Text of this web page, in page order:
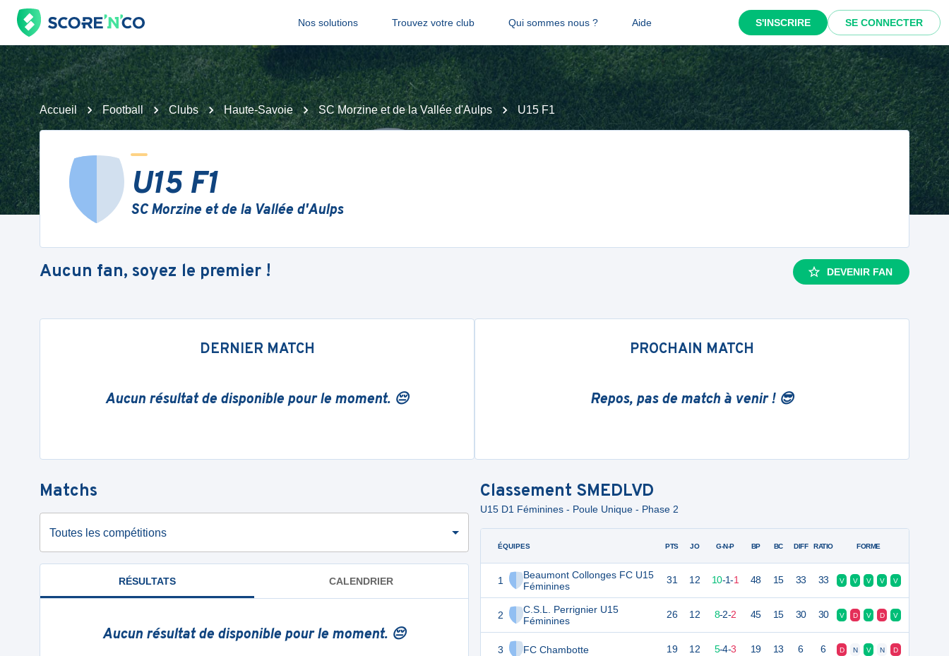
Nos solutions Trouvez votre club Qui sommes nous ? Aide S'INSCRIRE SE CONNECTER
Accueil Football Clubs Haute-Savoie SC Morzine et de la Vallée d'Aulps U15 F1
U15 F1
SC Morzine et de la Vallée d'Aulps
Aucun fan, soyez le premier ! DEVENIR FAN
DERNIER MATCH
Aucun résultat de disponible pour le moment. 😔
PROCHAIN MATCH
Repos, pas de match à venir ! 😎
Matchs
Toutes les compétitions
RÉSULTATS CALENDRIER
Aucun résultat de disponible pour le moment. 😔
Classement SMEDLVD
U15 D1 Féminines - Poule Unique - Phase 2
ÉQUIPES
1
Beaumont Collonges FC U15
Féminines
2
C.S.L. Perrignier U15
Féminines
3 FC Chambotte
PTS JO G-N-P BP BC DIFF RATIO FORME
31 12 10-1-1 48 15 33 33 V V V V V
26 12 8-2-2 45 15 30 30 V D V D V
19 12 5-4-3 19 13 6 6 D N V N D